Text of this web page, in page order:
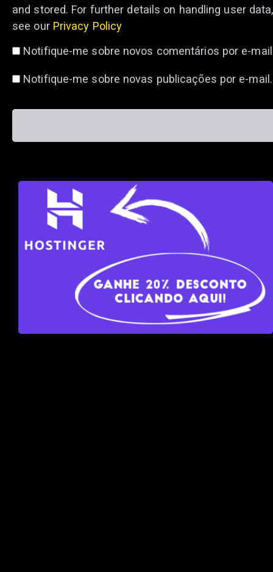
and stored. For further details on handling user data,
see our Privacy Policy
Notifique-me sobre novos comentários por e-
Notifique-me sobre novas publicações por e-mail.